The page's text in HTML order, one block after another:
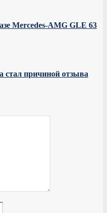
Mercedes-AMG GLE 63
стал причиной отзыва